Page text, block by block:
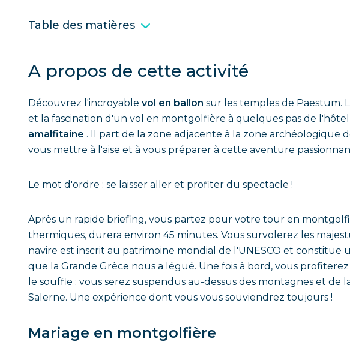
Table des matières
A propos de cette activité
Découvrez l'incroyable vol en ballon sur les temples de Paestum.
et la fascination d'un vol en montgolfière à quelques pas de l'hôtel
amalfitaine . Il part de la zone adjacente à la zone archéologique
vous mettre à l'aise et à vous préparer à cette aventure
Le mot d'ordre : se laisser aller et profiter du spectacle !
Après un rapide briefing, vous partez pour votre tour en
thermiques, durera environ 45 minutes. Vous survolerez les
navire est inscrit au patrimoine mondial de l'UNESCO et
que la Grande Grèce nous a légué. Une fois à bord, vous
le souffle : vous serez suspendus au-dessus des montagnes et de
Salerne. Une expérience dont vous vous souviendrez toujours !
Mariage en montgolfière